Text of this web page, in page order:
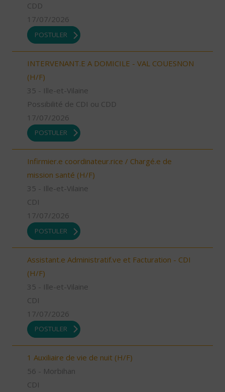
CDD
17/07/2026
POSTULER
INTERVENANT.E A DOMICILE - VAL COUESNON
(H/F)
35 - Ille-et-Vilaine
Possibilité de CDI ou CDD
17/07/2026
POSTULER
Infirmier.e coordinateur.rice / Chargé.e de
mission santé (H/F)
35 - Ille-et-Vilaine
CDI
17/07/2026
POSTULER
Assistant.e Administratif.ve et Facturation - CDI
(H/F)
35 - Ille-et-Vilaine
CDI
17/07/2026
POSTULER
1 Auxiliaire de vie de nuit (H/F)
56 - Morbihan
CDI